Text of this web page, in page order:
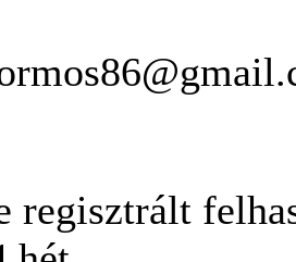
regisztrált